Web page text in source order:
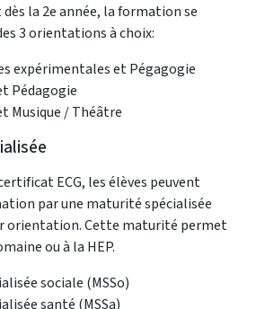
la 2e année, la formation se
3 orientations à choix:
expérimentales et Pégagogie
Pédagogie
Musique / Théâtre
ECG, les élèves peuvent
par une maturité spécialisée
orientation. Cette maturité permet
ou à la HEP.
sociale (MSSo)
santé (MSSa)